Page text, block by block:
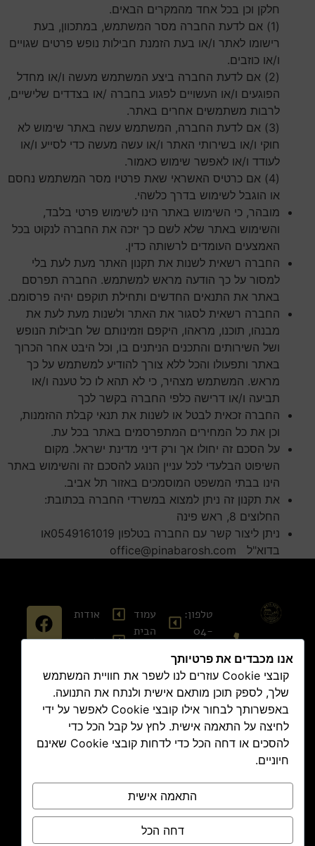
חלקן וכן בכל אחד מהמקרים הבאים.
(1) אם לדעת החברה מסר המשתמש, במתכוון, בעת
רישומו לאתר ו/או בעת הזמנת חבילות נופש פרטים שגויים
ו/או כוזבים.
(2) אם לדעת החברה ביצע המשתמש מעשה ו/או מחדל
הפוגעים ו/או העשויים לפגוע בחברה /או בצדדים שלישיים,
לרבות משתמשים אחרים באתר.
(3) אם לדעת החברה, המשתמש עשה באתר שימוש לא
חוקי ו/או בשירותי האתר ו/או עשה מעשה כדי לסייע ו/או
לעודד ו/או לאפשר שימוש כאמור.
(4) אם כרטיס האשראי שאת פרטיו מסר המשתמש נחסם
או הוגבל לשימוש בדרך כלשהי.
מובהר, כי השימוש באתר הינו לשימוש פרטי בלבד,
והשימוש באתר שלא לשם כך יזכה את החברה לנקוט בכל
האמצעים העומדים לרשותה כדין.
החברה רשאית לשנות את תקנון האתר מעת לעת בלי
למסור על כך הודעה מראש למשתמש. החברה תפרסם
באתר את התנאים החדשים ותחילת תוקפם יהיה פרסומם.
החברה רשאית לסגור את האתר ולשנות מעת לעת את
מבנהו, תוכנו, מראהו, היקפם וזמינותם של חבילות הנופש
ושל השירותים והתכנים הניתנים בו, וכל היבט אחר הכרוך
באתר ותפעולו והכל ללא צורך להודיע למשתמש על כך
מראש. המשתמש מצהיר, כי לא תהא לו כל טענה ו/או
תביעה ו/או דרישה כלפי החברה בקשר לכך
החברה זכאית לבטל או לשנות את תנאי קבלת ההזמנות,
וכן את כל המחירים המתפרסמים באתר בכל עת.
על הסכם זה יחולו אך ורק דיני מדינת ישראל. מקום
השיפוט הבלעדי לכל עניין הנוגע להסכם זה והשימוש באתר
הינו בבתי המשפט המוסמכים באזור תל אביב.
את תקנון זה ניתן למצוא במשרדי החברה בכתובת:
החלוצים 8, ראש פינה
ניתן ליצור קשר עם החברה בטלפון 0549161019או
בדוא"ל office@pinabarosh.com
טלפון:
04-
7474
אימייל:
office@pina-
barosh.com
כתובת:
8, ראש
פינה
עמוד
הבית
קשר
תקנון
אתר
תקנון
הזמנות
וביטולים
אודות
סוויטות
בלוג
גיפט
קארד
אנו מכבדים את פרטיותך
קובצי Cookie עוזרים לנו לשפר את חוויית המשתמש
שלך, לספק תוכן מותאם אישית ולנתח את התנועה.
באפשרותך לבחור אילו קובצי Cookie לאפשר על ידי
לחיצה על התאמה אישית. לחץ על קבל הכל כדי
להסכים או דחה הכל כדי לדחות קובצי Cookie שאינם
חיוניים.
התאמה אישית
דחה הכל